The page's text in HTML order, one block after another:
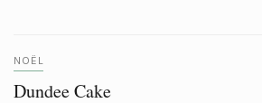
NOËL
Dundee Cake